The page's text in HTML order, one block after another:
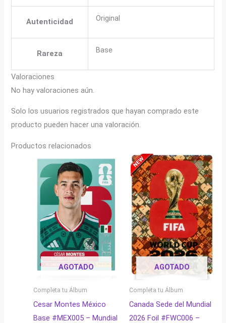
Autenticidad Original
Rareza Base
Valoraciones
No hay valoraciones aún.
Solo los usuarios registrados que hayan comprado este
producto pueden hacer una valoración.
Productos relacionados
AGOTADO
Completa tu Álbum
Cesar Montes México
Base #MEX005 – Mundial
AGOTADO
Completa tu Álbum
Canada Sede del Mundial
2026 Foil #FWC006 –